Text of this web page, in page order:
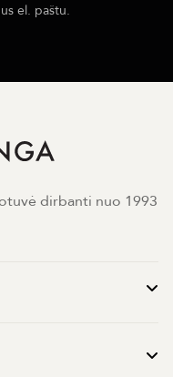
el. paštu.
dirbanti nuo 1993